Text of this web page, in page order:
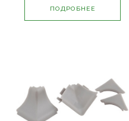
ПОДРОБНЕЕ